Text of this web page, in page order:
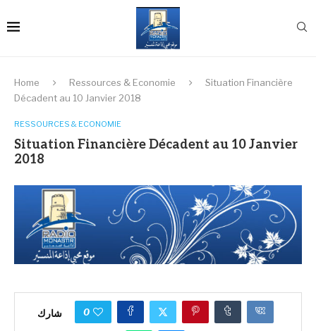
Home Ressources & Economie
Situation Financière
Décadent au 10 Janvier 2018
RESSOURCES & ECONOMIE
Situation Financière Décadent au 10 Janvier
2018
شارك 0